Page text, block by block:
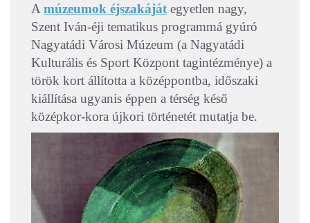
A múzeumok éjszakáját egyetlen nagy,
Szent Iván-éji tematikus programmá gyúró
Nagyatádi Városi Múzeum (a Nagyatádi
Kulturális és Sport Központ tagintézménye) a
török kort állította a középpontba, időszaki
kiállítása ugyanis éppen a térség késő
középkor-kora újkori történetét mutatja be.